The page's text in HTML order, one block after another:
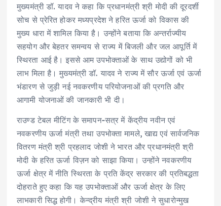
मुख्यमंत्री डॉ. यादव ने कहा कि प्रधानमंत्री श्री मोदी की दूरदर्शी
सोच से प्रेरित होकर मध्यप्रदेश ने हरित ऊर्जा को विकास की
मुख्य धारा में शामिल किया है। उन्होंने बताया कि अन्तर्राज्यीय
सहयोग और बेहतर समन्वय से राज्य में बिजली और जल आपूर्ति में
स्थिरता आई है। इससे आम उपभोक्ताओं के साथ उद्योगों को भी
लाभ मिला है। मुख्यमंत्री डॉ. यादव ने राज्य में सौर ऊर्जा एवं ऊर्जा
भंडारण से जुड़ी नई नवकरणीय परियोजनाओं की प्रगति और
आगामी योजनाओं की जानकारी भी दी।
राउण्ड टेबल मीटिंग के समापन-सत्र में केंद्रीय नवीन एवं
नवकरणीय ऊर्जा मंत्री तथा उपभोक्ता मामले, खाद्य एवं सार्वजनिक
वितरण मंत्री श्री प्रहलाद जोशी ने भारत और प्रधानमंत्री श्री
मोदी के हरित ऊर्जा विज़न को साझा किया। उन्होंने नवकरणीय
ऊर्जा क्षेत्र में नीति स्थिरता के प्रति केंद्र सरकार की प्रतिबद्धता
दोहराते हुए कहा कि यह उपभोक्ताओं और ऊर्जा क्षेत्र के लिए
लाभकारी सिद्ध होगी। केन्द्रीय मंत्री श्री जोशी ने सुधारोन्मुख